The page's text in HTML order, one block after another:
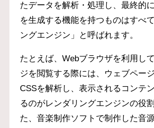
たデータを解析・処理し、最終的
を生成する機能を持つものはすべ
ングエンジン」と呼ばれます。
たとえば、Webブラウザを利用し
ジを閲覧する際には、ウェブペー
CSSを解析し、表示されるコンテ
るのがレンダリングエンジンの役
た、音楽制作ソフトで制作した音